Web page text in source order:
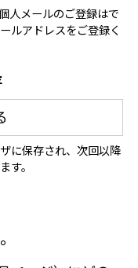
人メールのご登録はで
ルアドレスをご登録く
に保存され、次回以降
す。